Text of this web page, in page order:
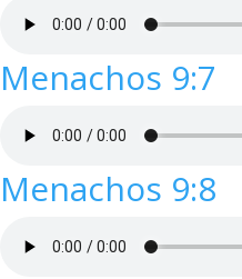
Menachos 9:7
Menachos 9:8